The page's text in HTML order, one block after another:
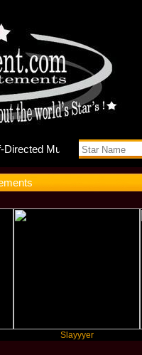
Slayyyer